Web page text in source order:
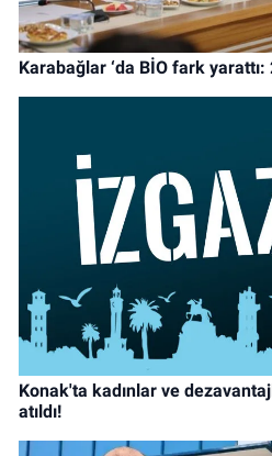
Karabağlar ‘da BİO fark
Konak'ta kadınlar ve
atıldı!